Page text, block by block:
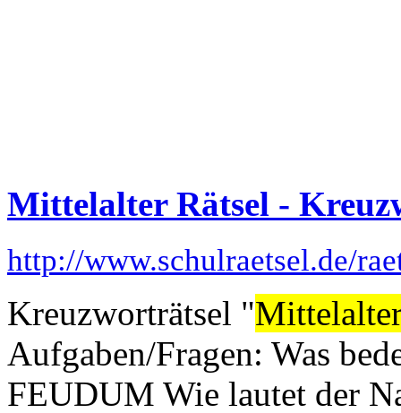
Mittelalter Rätsel -
http://www.schulraetsel.de/
Kreuzworträtsel "
Aufgaben/Fragen: Was
FEUDUM Wie lautet der